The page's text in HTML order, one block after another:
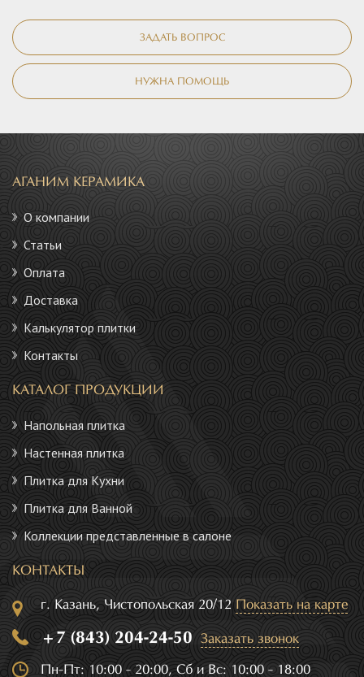
ЗАДАТЬ ВОПРОС
НУЖНА ПОМОЩЬ
АГАНИМ КЕРАМИКА
О компании
Статьи
Оплата
Доставка
Калькулятор плитки
Контакты
КАТАЛОГ ПРОДУКЦИИ
Напольная плитка
Настенная плитка
Плитка для Кухни
Плитка для Ванной
Коллекции представленные в салоне
КОНТАКТЫ
г. Казань, Чистопольская 20/12 Показать на карте
+7 (843) 204-24-50 Заказать звонок
Пн-Пт: 10:00 - 20:00, Сб и Вс: 10:00 - 18:00